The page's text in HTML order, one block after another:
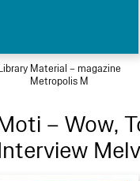
Library Material – magazine
Metropolis M
– Wow,